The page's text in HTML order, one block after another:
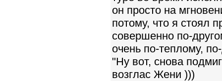
он просто на
потому, что я стоял
совершенно по-
очень по-теплому,
"Ну вот, снова
возглас Жени )))